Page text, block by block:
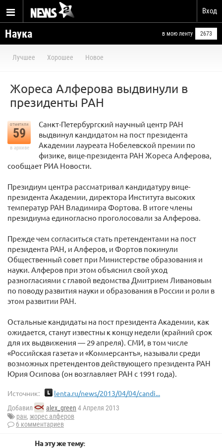
Вход
Наука в мою ленту 2673
Лучшее Хорошее Новое
Жореса Алферова выдвинули в
президенты РАН
отметили
59
в архиве
Санкт-Петербургский научный центр РАН
выдвинул кандидатом на пост президента
Академии лауреата Нобелевской премии по
физике, вице-президента РАН Жореса Алферова,
сообщает РИА Новости.
Президиум центра рассматривал кандидатуру вице-
президента Академии, директора Института высоких
температур РАН Владимира Фортова. В итоге члены
президиума единогласно проголосовали за Алферова.
Прежде чем согласиться стать претендентами на пост
президента РАН, и Алферов, и Фортов покинули
Общественный совет при Министерстве образования и
науки. Алферов при этом объяснил свой уход
разногласиями с главой ведомства Дмитрием Ливановым
по поводу развития науки и образования в России и роли в
этом развитии РАН.
Остальные кандидаты на пост президента Академии, как
ожидается, станут известны к концу недели (крайний срок
для их выдвижения — 29 апреля). СМИ, в том числе
«Российская газета» и «Коммерсантъ», называли среди
возможных претендентов действующего президента РАН
Юрия Осипова (он возглавляет РАН с 1991 года).
Источник: lenta.ru/news/2013/04/04/candi...
Добавил alex_green 4 Апреля 2013
ран, жорес алферов
6 комментариев
На эту же тему: